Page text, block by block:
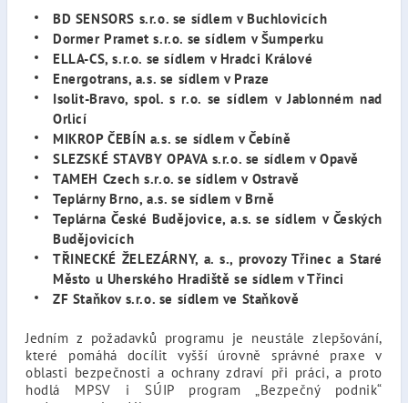
BD SENSORS s.r.o. se sídlem v Buchlovicích
Dormer Pramet s.r.o. se sídlem v Šumperku
ELLA-CS, s.r.o. se sídlem v Hradci Králové
Energotrans, a.s. se sídlem v Praze
Isolit-Bravo, spol. s r.o. se sídlem v Jablonném nad
Orlicí
MIKROP ČEBÍN a.s. se sídlem v Čebíně
SLEZSKÉ STAVBY OPAVA s.r.o. se sídlem v Opavě
TAMEH Czech s.r.o. se sídlem v Ostravě
Teplárny Brno, a.s. se sídlem v Brně
Teplárna České Budějovice, a.s. se sídlem v Českých
Budějovicích
TŘINECKÉ ŽELEZÁRNY, a. s., provozy Třinec a Staré
Město u Uherského Hradiště se sídlem v Třinci
ZF Staňkov s.r.o. se sídlem ve Staňkově
Jedním z požadavků programu je neustále zlepšování,
které pomáhá docílit vyšší úrovně správné praxe v
oblasti bezpečnosti a ochrany zdraví při práci, a proto
hodlá MPSV i SÚIP program „Bezpečný podnik“